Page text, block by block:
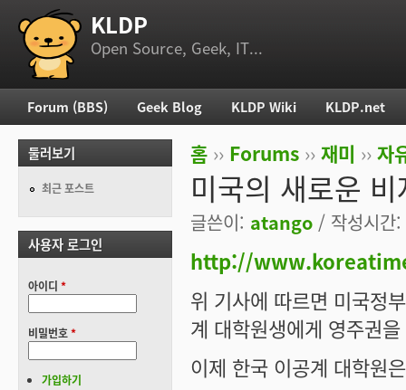
부 메뉴 KLDP
Open Source, Geek, IT...
현재 위치
홈 ›› Forums ›› 재미 ›› 자
미국의 새로운
글쓴이: atango / 작성시
http://
위 기사에 따르면 미국정
계 대학원생에게 영주권
이제 한국 이공계 대학원
주 메뉴
Forum (BBS) Geek Blog KLDP Wiki KLDP.net
둘러보기
최근 포스트
사용자 로그인
아이디 *
비밀번호*
가입하기